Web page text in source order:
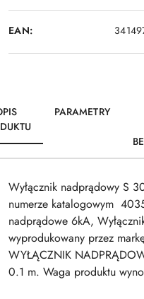
EAN:
PARAMETRY
Wyłącznik nadprądowy S
numerze katalogowym
nadprądowe 6kA,
wyprodukowany przez
WYŁĄCZNIK
0.1 m. Waga produktu